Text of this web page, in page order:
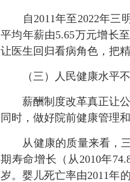
自2011年至2022年三明
平均年薪由5.65万元增长
让医生回归看病角色，把
（三）人民健康水平不
薪酬制度改革真正让公
同时，做好院前健康管理
从健康的质量来看，三
期寿命增长（从2010年
岁。婴儿死亡率由2011年